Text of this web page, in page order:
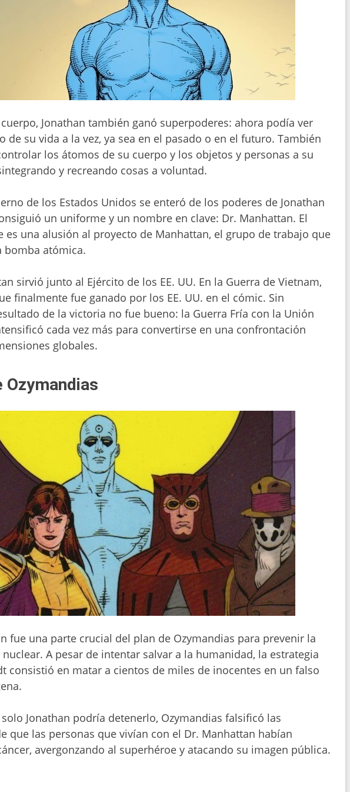
Jonathan también ganó superpoderes: ahora podía ver
de su vida a la vez, ya sea en el pasado o en el futuro. También
los átomos de su cuerpo y los objetos y personas a su
y recreando cosas a voluntad.
de los Estados Unidos se enteró de los poderes de Jonathan
un uniforme y un nombre en clave: Dr. Manhattan. El
es una alusión al proyecto de Manhattan, el grupo de trabajo que
bomba atómica.
sirvió junto al Ejército de los EE. UU. En la Guerra de Vietnam,
finalmente fue ganado por los EE. UU. en el cómic. Sin
de la victoria no fue bueno: la Guerra Fría con la Unión
cada vez más para convertirse en una confrontación
globales.
Ozymandias
fue una parte crucial del plan de Ozymandias para prevenir la
A pesar de intentar salvar a la humanidad, la estrategia
consistió en matar a cientos de miles de inocentes en un falso
Jonathan podría detenerlo, Ozymandias falsificó las
que las personas que vivían con el Dr. Manhattan habían
avergonzando al superhéroe y atacando su imagen pública.